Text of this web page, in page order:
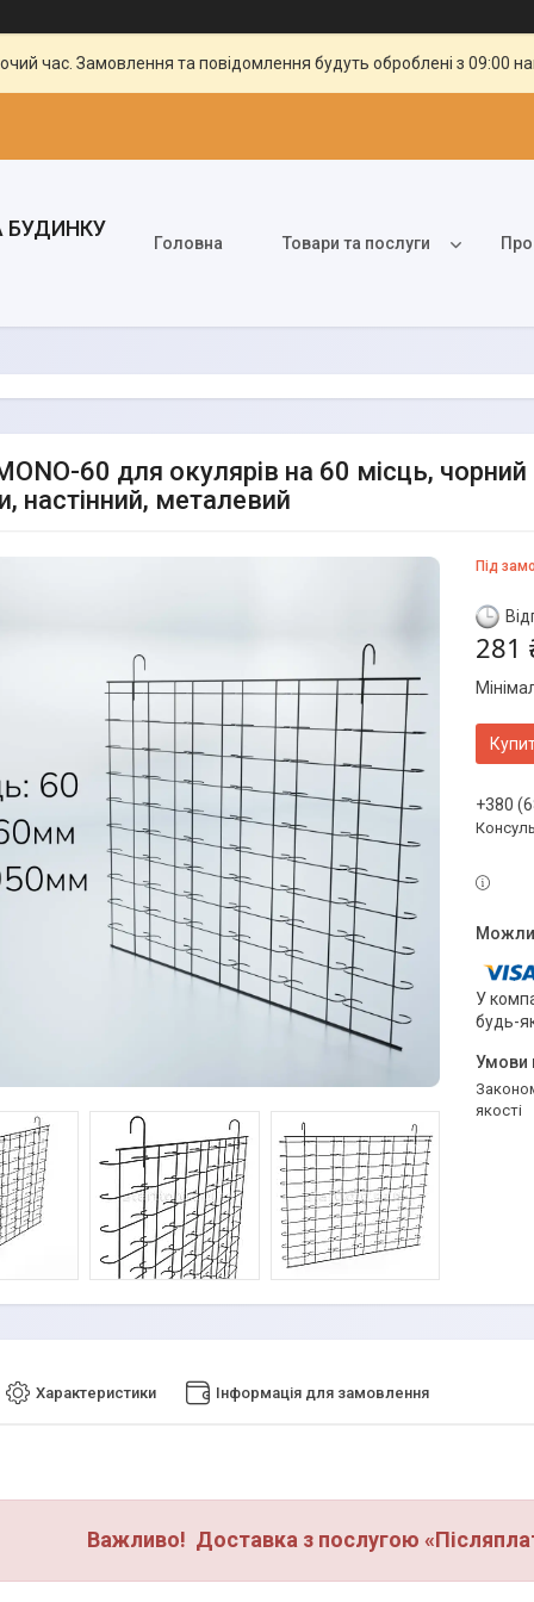
час. Замовлення та повідомлення будуть оброблені з 09:00
БУДИНКУ
Головна Товари та послуги
60 для окулярів на 60 місць, чорний
настінний, металевий
Під
281
+380
У
будь-
Законом не передбачено повернення та обмін даного товару належної
якості
Характеристики Інформація для замовлення
Важливо! Доставка з послугою